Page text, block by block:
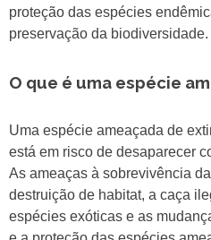
proteção das espécies
preservação da biodiversidade.
O que é uma espécie
Uma espécie ameaçada de
está em risco de desaparecer
As ameaças à sobrevivência
destruição de habitat, a caça
espécies exóticas e as